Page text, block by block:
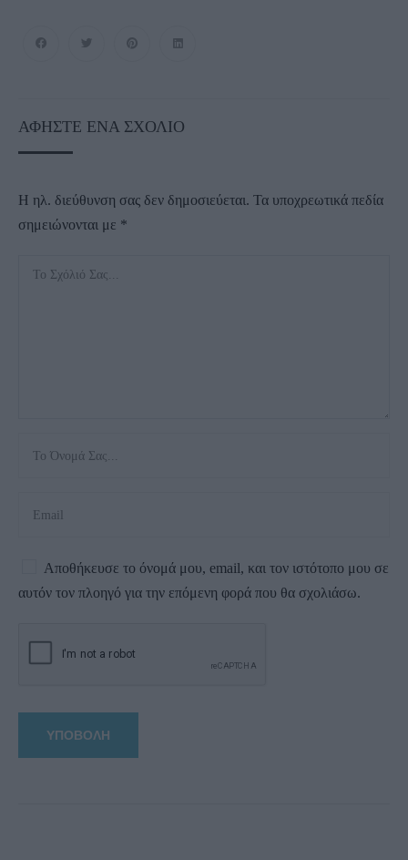
ΑΦΉΣΤΕ ΈΝΑ ΣΧΌΛΙΟ
Η ηλ. διεύθυνση σας δεν δημοσιεύεται. Τα υποχρεωτικά πεδία
σημειώνονται με *
Αποθήκευσε το όνομά μου, email, και τον ιστότοπο μου σε
αυτόν τον πλοηγό για την επόμενη φορά που θα σχολιάσω.